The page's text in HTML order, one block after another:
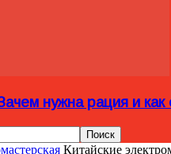
нужна рация и
Китайские